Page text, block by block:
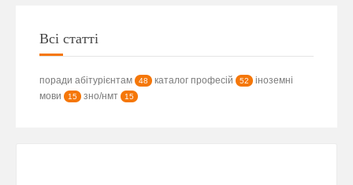
Всі статті
поради абітурієнтам 48 каталог професій 52
іноземні
мови
15 зно/нмт 15